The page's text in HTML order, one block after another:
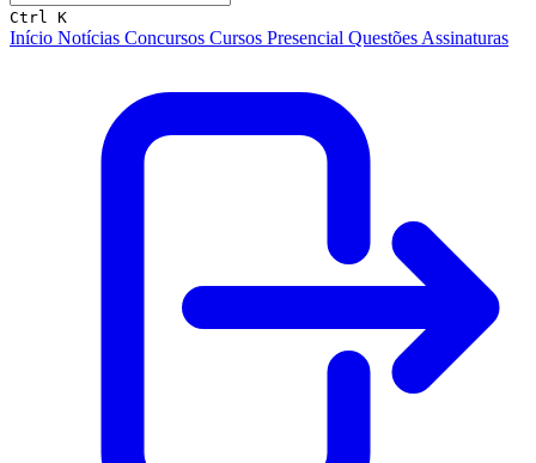
Ctrl K
Início Notícias Concursos Cursos Presencial Questões Assinaturas